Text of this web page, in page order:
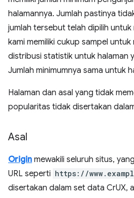
halamannya. Jumlah pastinya
jumlah tersebut telah dipilih untuk
kami memiliki cukup sampel
distribusi statistik untuk halaman
Jumlah minimumnya sama untuk
Halaman dan asal yang tidak
popularitas tidak disertakan
Asal
Origin mewakili seluruh situs,
URL seperti https://
disertakan dalam set data CrUX,